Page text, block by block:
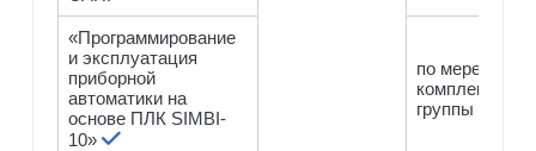
«Программирование
и эксплуатация
приборной
автоматики на
основе ПЛК SIMBI-
10»
по мере
группы